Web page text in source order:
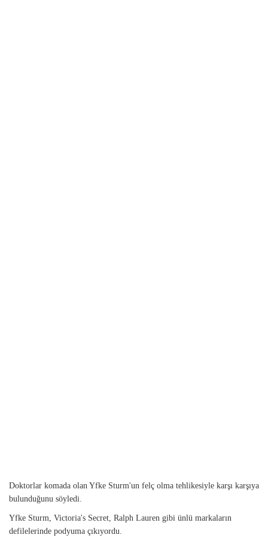
Doktorlar komada olan Yfke Sturm'un felç olma tehlikesiyle karşı karşıya
bulunduğunu söyledi.
Yfke Sturm, Victoria's Secret, Ralph Lauren gibi ünlü markaların
defilelerinde podyuma çıkıyordu.